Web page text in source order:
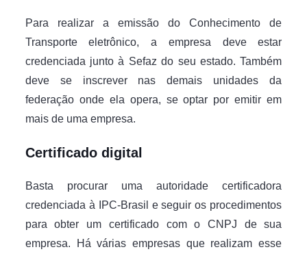
Para realizar a emissão do Conhecimento de
Transporte eletrônico, a empresa deve estar
credenciada junto à Sefaz do seu estado. Também
deve se inscrever nas demais unidades da
federação onde ela opera, se optar por emitir em
mais de uma empresa.
Certificado digital
Basta procurar uma autoridade certificadora
credenciada à IPC-Brasil e seguir os procedimentos
para obter um certificado com o CNPJ de sua
empresa. Há várias empresas que realizam esse